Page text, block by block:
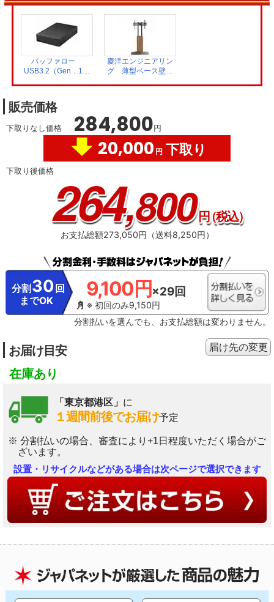
バッファロー
USB3.2（Gen．1）
ック HD-LE4U3-
BB
慶洋エンジニアリン
グ 薄型ベース壁寄
販売価格
下取りなし価格 284,800円
20,000 円 下取り
下取り後価格264,800円（税込）
お支払総額273,050円（送料8,250円）
分割 30 回
までOK
9,100円×29回
※ 初回のみ9,150円
分割払いを選んでも、お支払総額は変わりません。
お届け目安
在庫あり
「東京都港区」 に
１週間前後でお届け予定
※ 分割払いの場合、審査により+1日程度いただく場合がご
ざいます。
届け先の変更
設置・リサイクルなどがある場合は次ページで選択できます